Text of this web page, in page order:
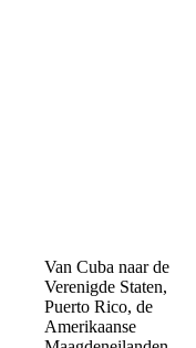
Van Cuba naar de
Verenigde Staten,
Puerto Rico, de
Amerikaanse